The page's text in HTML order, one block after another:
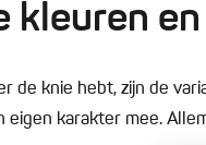
kleuren
de knie hebt, zijn de
eigen karakter mee.